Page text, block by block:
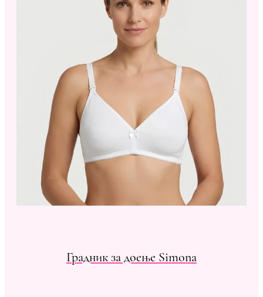
Градник за доење Simona